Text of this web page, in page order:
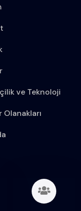
ve Teknoloji
Olanakları